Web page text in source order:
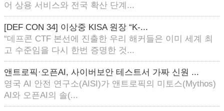
어 상용 서비스와 전국 확산 단계...
[DEF CON 34] 이상중 KISA 원장 “K-...
“데프콘 CTF 본선에 진출한 우리 해커들은 이미 세계 최
고 수준임을 다시 한번 증명한 것...
앤트로픽·오픈AI, 사이버보안 테스트서 가짜 신원 ...
영국 AI 안전 연구소(AISI)가 앤트로픽의 미토스(Mythos)
AI와 오픈AI의 솔(...